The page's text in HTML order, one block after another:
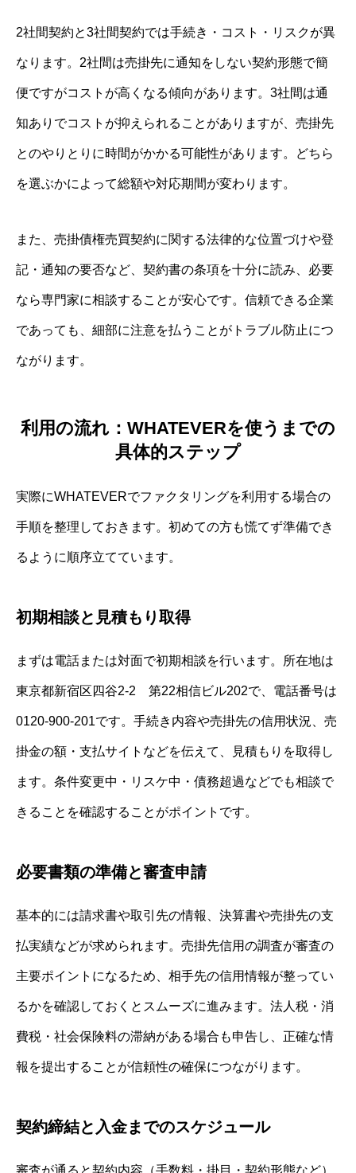
2社間契約と3社間契約では手続き・コスト・リスクが異
なります。2社間は売掛先に通知をしない契約形態で簡
便ですがコストが高くなる傾向があります。3社間は通
知ありでコストが抑えられることがありますが、売掛先
とのやりとりに時間がかかる可能性があります。どちら
を選ぶかによって総額や対応期間が変わります。
また、売掛債権売買契約に関する法律的な位置づけや登
記・通知の要否など、契約書の条項を十分に読み、必要
なら専門家に相談することが安心です。信頼できる企業
であっても、細部に注意を払うことがトラブル防止につ
ながります。
利用の流れ：WHATEVERを使うまでの
具体的ステップ
実際にWHATEVERでファクタリングを利用する場合の
手順を整理しておきます。初めての方も慌てず準備でき
るように順序立てています。
初期相談と見積もり取得
まずは電話または対面で初期相談を行います。所在地は
東京都新宿区四谷2-2 第22相信ビル202で、電話番号は
0120-900-201です。手続き内容や売掛先の信用状況、売
掛金の額・支払サイトなどを伝えて、見積もりを取得し
ます。条件変更中・リスケ中・債務超過などでも相談で
きることを確認することがポイントです。
必要書類の準備と審査申請
基本的には請求書や取引先の情報、決算書や売掛先の支
払実績などが求められます。売掛先信用の調査が審査の
主要ポイントになるため、相手先の信用情報が整ってい
るかを確認しておくとスムーズに進みます。法人税・消
費税・社会保険料の滞納がある場合も申告し、正確な情
報を提出することが信頼性の確保につながります。
契約締結と入金までのスケジュール
審査が通ると契約内容（手数料・掛目・契約形態など）